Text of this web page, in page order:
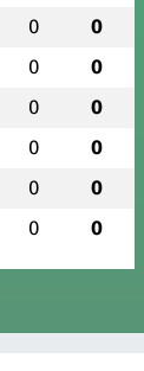
0 0
0 0
0 0
0 0
0 0
0 0